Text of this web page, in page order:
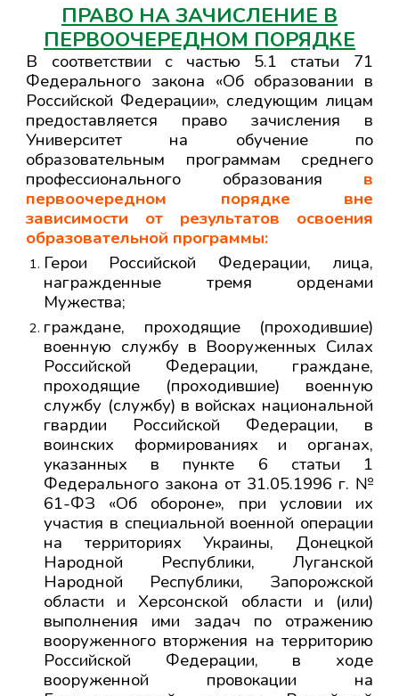
ПРАВО НА ЗАЧИСЛЕНИЕ В
ПЕРВООЧЕРЕДНОМ ПОРЯДКЕ
В соответствии с частью 5.1 статьи 71
Федерального закона «Об образовании в
Российской Федерации», следующим лицам
предоставляется право зачисления в
Университет на обучение по
образовательным программам среднего
профессионального образования
в
первоочередном порядке вне
зависимости от результатов освоения
образовательной программы:
Герои Российской Федерации, лица,
награжденные тремя орденами
Мужества;
граждане, проходящие (проходившие)
военную службу в Вооруженных Силах
Российской Федерации, граждане,
проходящие (проходившие) военную
службу (службу) в войсках национальной
гвардии Российской Федерации, в
воинских формированиях и органах,
указанных в пункте 6 статьи 1
Федерального закона от 31.05.1996 г. №
61-ФЗ «Об обороне», при условии их
участия в специальной военной операции
на территориях Украины, Донецкой
Народной Республики, Луганской
Народной Республики, Запорожской
области и Херсонской области и (или)
выполнения ими задач по отражению
вооруженного вторжения на территорию
Российской Федерации, в ходе
вооруженной провокации на